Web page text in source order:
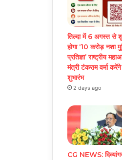
तिल्दा में 6 अगस्त से
होगा ‘10 करोड़ नशा
प्रतिज्ञा’ राष्ट्रीय
मंत्री टंकराम वर्मा करेंगे
शुभारंभ
2 days ago
CG NEWS: